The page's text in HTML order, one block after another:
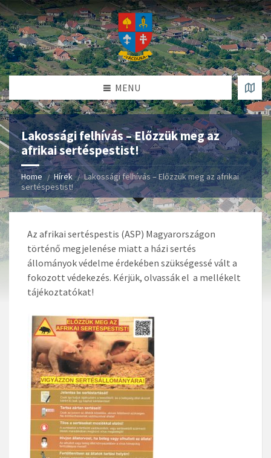
MENU
Lakossági felhívás – Előzzük meg az
afrikai sertéspestist!
Home Hírek
Lakossági felhívás – Előzzük meg az afrikai
sertéspestist!
Az afrikai sertéspestis (ASP) Magyarországon
történő megjelenése miatt a házi sertés
állományok védelme érdekében szükségessé vált a
fokozott védekezés. Kérjük, olvassák el a mellékelt
tájékoztatókat!